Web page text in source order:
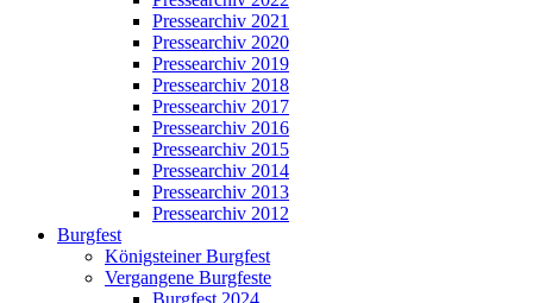
Pressearchiv 2021
Pressearchiv 2020
Pressearchiv 2019
Pressearchiv 2018
Pressearchiv 2017
Pressearchiv 2016
Pressearchiv 2015
Pressearchiv 2014
Pressearchiv 2013
Pressearchiv 2012
Burgfest
Königsteiner Burgfest
Vergangene Burgfeste
Burgfest 2024